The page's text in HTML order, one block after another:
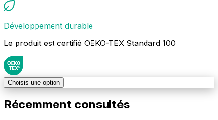
Développement durable
Le produit est certifié OEKO-TEX Standard 100
Choisis une option
Récemment consultés